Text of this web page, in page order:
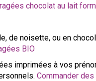
chocolat au lait
de noisette, ou en
BIO
imprimées à vos
Commander